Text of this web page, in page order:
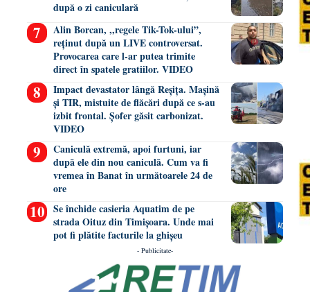
după o zi caniculară
Alin Borcan, ,,regele Tik-Tok-ului”,
reținut după un LIVE controversat.
Provocarea care l-ar putea trimite
direct în spatele gratiilor. VIDEO
Impact devastator lângă Reșița. Mașină
și TIR, mistuite de flăcări după ce s-au
izbit frontal. Șofer găsit carbonizat.
VIDEO
Caniculă extremă, apoi furtuni, iar
după ele din nou caniculă. Cum va fi
vremea în Banat în următoarele 24 de
ore
Se închide casieria Aquatim de pe
strada Oituz din Timișoara. Unde mai
pot fi plătite facturile la ghișeu
- Publicitate-